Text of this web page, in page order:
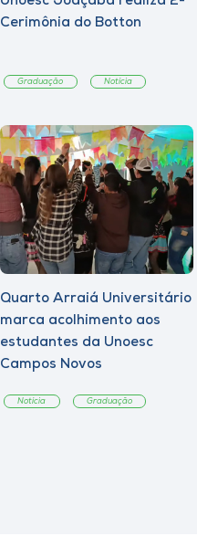
Cerimônia do Botton
Graduação Notícia
Quarto Arraiá Universitário
marca acolhimento aos
estudantes da Unoesc
Campos Novos
Notícia Graduação